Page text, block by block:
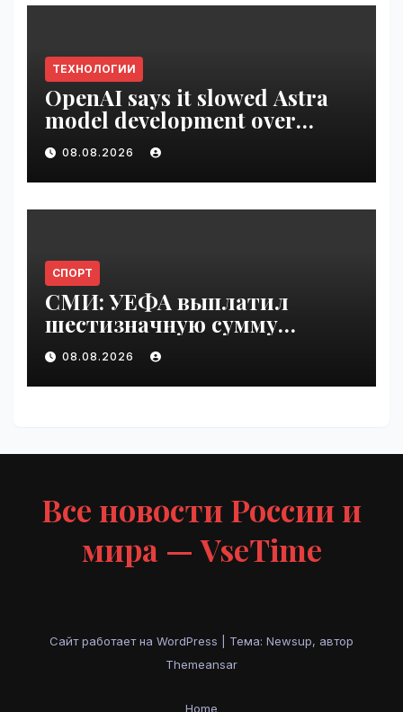
ТЕХНОЛОГИИ
OpenAI says it slowed Astra
model development over
security concerns | VseTime.ru
08.08.2026
СПОРТ
СМИ: УЕФА выплатил
шестизначную сумму
любовнице Инфантино |
VseTime.ru
08.08.2026
Все новости России и
мира — VseTime
Сайт работает на WordPress
Тема: Newsup, автор
Themeansar
Home